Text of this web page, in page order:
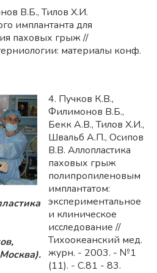
В.Б., Тилов Х.И.
имплантанта для
паховых грыж //
материалы конф.
4. Пучков К.В.,
Филимонов В.Б.,
Бекк А.В., Тилов Х.И.,
Швальб А.П., Осипов
В.В. Аллопластика
паховых грыж
полипропиленовым
имплантатом:
экспериментальное
и клиническое
исследование //
Тихоокеанский мед.
журн. - 2003. - №1
(11). - С.81 - 83.